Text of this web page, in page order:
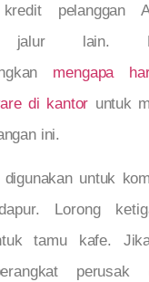
pelanggan
jalur lain.
mengapa
di kantor untuk
ini.
digunakan untuk
Lorong
tamu kafe.
perusak